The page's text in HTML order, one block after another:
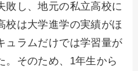
敗し、地元の私立高校に
校は大学進学の実績がほ
ュラムだけでは学習量が
。そのため、1年生から